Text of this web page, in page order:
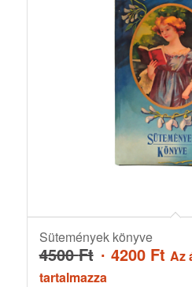
Sütemények könyve
4500Ft Original
price
4200 Ft Az
tartalmazza